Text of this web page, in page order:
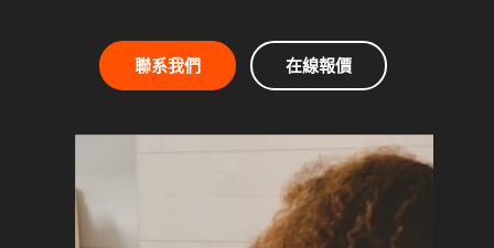
聯系我們 在線報價